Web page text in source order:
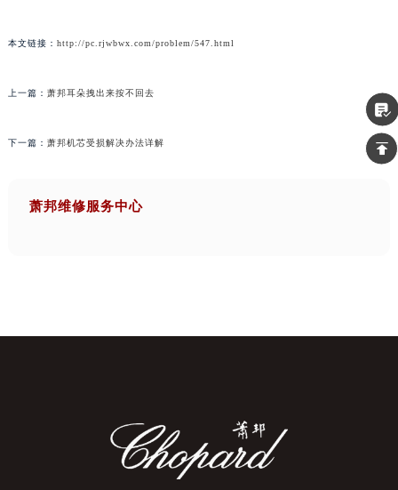
本文链接： http://pc.rjwbwx.com/problem/547.html
上一篇： 萧邦耳朵拽出来按不回去
下一篇： 萧邦机芯受损解决办法详解
萧邦维修服务中心